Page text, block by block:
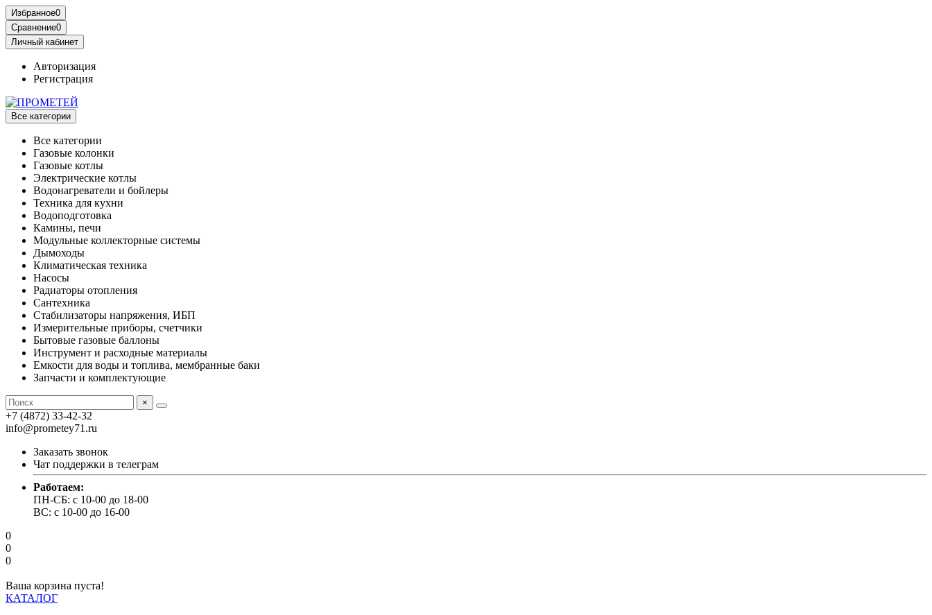
Избранное0
Сравнение0
Личный кабинет
Авторизация
Регистрация
Все категории
Все категории
Газовые колонки
Газовые котлы
Электрические котлы
Водонагреватели и бойлеры
Техника для кухни
Водоподготовка
Камины, печи
Модульные коллекторные системы
Дымоходы
Климатическая техника
Насосы
Радиаторы отопления
Сантехника
Стабилизаторы напряжения, ИБП
Измерительные приборы, счетчики
Бытовые газовые баллоны
Инструмент и расходные материалы
Емкости для воды и топлива, мембранные баки
Запчасти и комплектующие
×
+7 (4872) 33-42-32
info@prometey71.ru
Заказать звонок
Чат поддержки в телеграм
Работаем:
ПН-СБ: с 10-00 до 18-00
ВС: с 10-00 до 16-00
0
0
0
Ваша корзина пуста!
КАТАЛОГ